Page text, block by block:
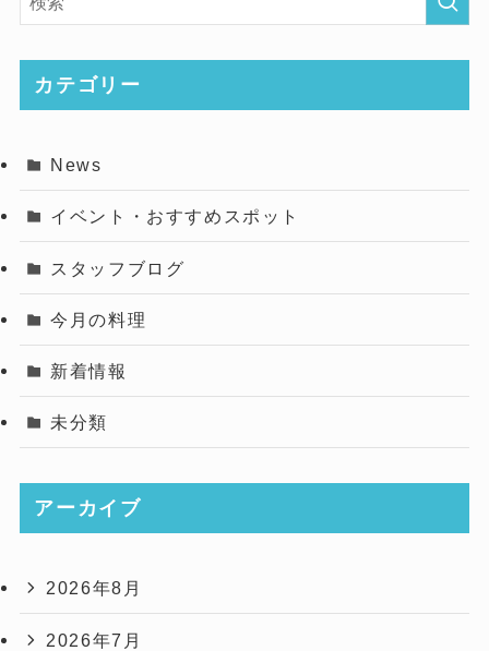
カテゴリー
News
イベント・おすすめスポット
スタッフブログ
今月の料理
新着情報
未分類
アーカイブ
2026年8月
2026年7月